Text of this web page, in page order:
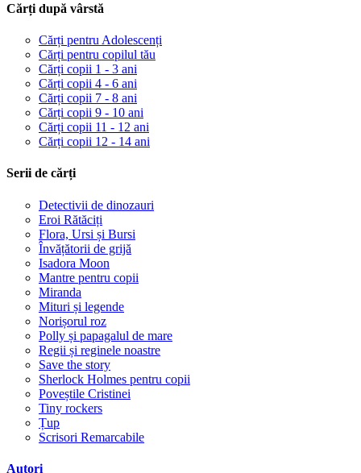
Cărți după vârstă
Cărți pentru Adolescenți
Cărți pentru copilul tău
Cărți copii 1 - 3 ani
Cărți copii 4 - 6 ani
Cărți copii 7 - 8 ani
Cărți copii 9 - 10 ani
Cărți copii 11 - 12 ani
Cărți copii 12 - 14 ani
Serii de cărți
Detectivii de dinozauri
Eroi Rătăciți
Flora, Ursi și Bursi
Învățătorii de grijă
Isadora Moon
Mantre pentru copii
Miranda
Mituri și legende
Norișorul roz
Polly și papagalul de mare
Regii și reginele noastre
Save the story
Sherlock Holmes pentru copii
Poveștile Cristinei
Tiny rockers
Țup
Scrisori Remarcabile
Autori